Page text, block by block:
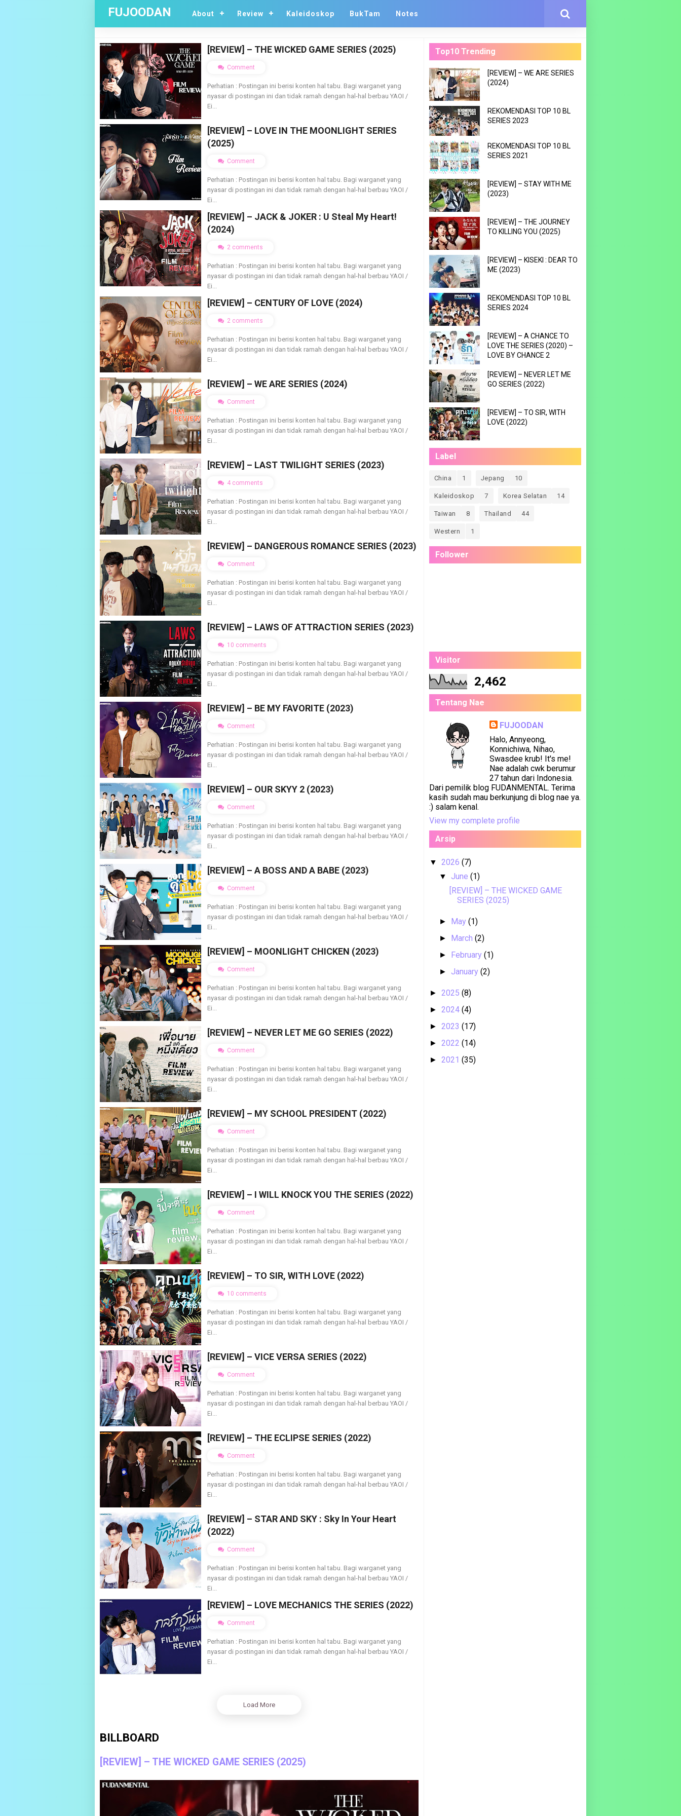
FUJOODAN About Review Kaleidoskop BukTam Notes
[REVIEW] – THE WICKED GAME SERIES (2025)
Comment
Perhatian : Postingan ini berisi konten hal tabu. Bagi warganet yang
nyasar di postingan ini dan tidak ramah dengan hal-hal berbau YAOI /
Ei...
[REVIEW] – LOVE IN THE MOONLIGHT SERIES
(2025)
Comment
Perhatian : Postingan ini berisi konten hal tabu. Bagi warganet yang
nyasar di postingan ini dan tidak ramah dengan hal-hal berbau YAOI /
Ei...
[REVIEW] – JACK & JOKER : U Steal My Heart!
(2024)
2 comments
Perhatian : Postingan ini berisi konten hal tabu. Bagi warganet yang
nyasar di postingan ini dan tidak ramah dengan hal-hal berbau YAOI /
Ei...
[REVIEW] – CENTURY OF LOVE (2024)
2 comments
Perhatian : Postingan ini berisi konten hal tabu. Bagi warganet yang
nyasar di postingan ini dan tidak ramah dengan hal-hal berbau YAOI /
Ei...
[REVIEW] – WE ARE SERIES (2024)
Comment
Perhatian : Postingan ini berisi konten hal tabu. Bagi warganet yang
nyasar di postingan ini dan tidak ramah dengan hal-hal berbau YAOI /
Ei...
[REVIEW] – LAST TWILIGHT SERIES (2023)
4 comments
Perhatian : Postingan ini berisi konten hal tabu. Bagi warganet yang
nyasar di postingan ini dan tidak ramah dengan hal-hal berbau YAOI /
Ei...
[REVIEW] – DANGEROUS ROMANCE SERIES (2023)
Comment
Perhatian : Postingan ini berisi konten hal tabu. Bagi warganet yang
nyasar di postingan ini dan tidak ramah dengan hal-hal berbau YAOI /
Ei...
[REVIEW] – LAWS OF ATTRACTION SERIES (2023)
10 comments
Perhatian : Postingan ini berisi konten hal tabu. Bagi warganet yang
nyasar di postingan ini dan tidak ramah dengan hal-hal berbau YAOI /
Ei...
[REVIEW] – BE MY FAVORITE (2023)
Comment
Perhatian : Postingan ini berisi konten hal tabu. Bagi warganet yang
nyasar di postingan ini dan tidak ramah dengan hal-hal berbau YAOI /
Ei...
[REVIEW] – OUR SKYY 2 (2023)
Comment
Perhatian : Postingan ini berisi konten hal tabu. Bagi warganet yang
nyasar di postingan ini dan tidak ramah dengan hal-hal berbau YAOI /
Ei...
[REVIEW] – A BOSS AND A BABE (2023)
Comment
Perhatian : Postingan ini berisi konten hal tabu. Bagi warganet yang
nyasar di postingan ini dan tidak ramah dengan hal-hal berbau YAOI /
Ei...
[REVIEW] – MOONLIGHT CHICKEN (2023)
Comment
Perhatian : Postingan ini berisi konten hal tabu. Bagi warganet yang
nyasar di postingan ini dan tidak ramah dengan hal-hal berbau YAOI /
Ei...
[REVIEW] – NEVER LET ME GO SERIES (2022)
Comment
Perhatian : Postingan ini berisi konten hal tabu. Bagi warganet yang
nyasar di postingan ini dan tidak ramah dengan hal-hal berbau YAOI /
Ei...
[REVIEW] – MY SCHOOL PRESIDENT (2022)
Comment
Perhatian : Postingan ini berisi konten hal tabu. Bagi warganet yang
nyasar di postingan ini dan tidak ramah dengan hal-hal berbau YAOI /
Ei...
[REVIEW] – I WILL KNOCK YOU THE SERIES (2022)
Comment
Perhatian : Postingan ini berisi konten hal tabu. Bagi warganet yang
nyasar di postingan ini dan tidak ramah dengan hal-hal berbau YAOI /
Ei...
[REVIEW] – TO SIR, WITH LOVE (2022)
10 comments
Perhatian : Postingan ini berisi konten hal tabu. Bagi warganet yang
nyasar di postingan ini dan tidak ramah dengan hal-hal berbau YAOI /
Ei...
[REVIEW] – VICE VERSA SERIES (2022)
Comment
Perhatian : Postingan ini berisi konten hal tabu. Bagi warganet yang
nyasar di postingan ini dan tidak ramah dengan hal-hal berbau YAOI /
Ei...
[REVIEW] – THE ECLIPSE SERIES (2022)
Comment
Perhatian : Postingan ini berisi konten hal tabu. Bagi warganet yang
nyasar di postingan ini dan tidak ramah dengan hal-hal berbau YAOI /
Ei...
[REVIEW] – STAR AND SKY : Sky In Your Heart
(2022)
Comment
Perhatian : Postingan ini berisi konten hal tabu. Bagi warganet yang
nyasar di postingan ini dan tidak ramah dengan hal-hal berbau YAOI /
Ei...
[REVIEW] – LOVE MECHANICS THE SERIES (2022)
Comment
Perhatian : Postingan ini berisi konten hal tabu. Bagi warganet yang
nyasar di postingan ini dan tidak ramah dengan hal-hal berbau YAOI /
Ei...
Load More
BILLBOARD
[REVIEW] – THE WICKED GAME SERIES (2025)
Top10 Trending
[REVIEW] – WE ARE SERIES
(2024)
REKOMENDASI TOP 10 BL
SERIES 2023
REKOMENDASI TOP 10 BL
SERIES 2021
[REVIEW] – STAY WITH ME
(2023)
[REVIEW] – THE JOURNEY
TO KILLING YOU (2025)
[REVIEW] – KISEKI : DEAR TO
ME (2023)
REKOMENDASI TOP 10 BL
SERIES 2024
[REVIEW] – A CHANCE TO
LOVE THE SERIES (2020) –
LOVE BY CHANCE 2
[REVIEW] – NEVER LET ME
GO SERIES (2022)
[REVIEW] – TO SIR, WITH
LOVE (2022)
Label
China 1 Jepang 10
Kaleidoskop 7 Korea Selatan 14
Taiwan 8 Thailand 44
Western 1
Follower
Visitor
2,462
Tentang Nae
FUJOODAN
Halo, Annyeong,
Konnichiwa, Nihao,
Swasdee krub! It's me!
Nae adalah cwk berumur
27 tahun dari Indonesia.
Dari pemilik blog FUDANMENTAL. Terima
kasih sudah mau berkunjung di blog nae ya.
:) salam kenal.
View my complete profile
Arsip
▼ 2026 (7)
▼ June(1)
[REVIEW] – THE WICKED GAME
SERIES (2025)
► May(1)
► March(2)
► February(1)
► January(2)
► 2025 (8)
► 2024 (4)
► 2023 (17)
► 2022 (14)
► 2021 (35)